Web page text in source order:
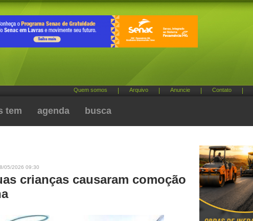
Quem somos Arquivo Anuncie Contato
tem agenda busca
05/2026 09:30
crianças causaram comoção